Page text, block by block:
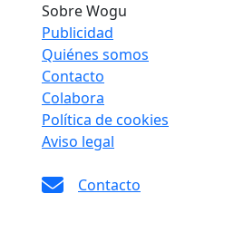
Sobre Wogu
Publicidad
Quiénes somos
Contacto
Colabora
Política de cookies
Aviso legal
Contacto